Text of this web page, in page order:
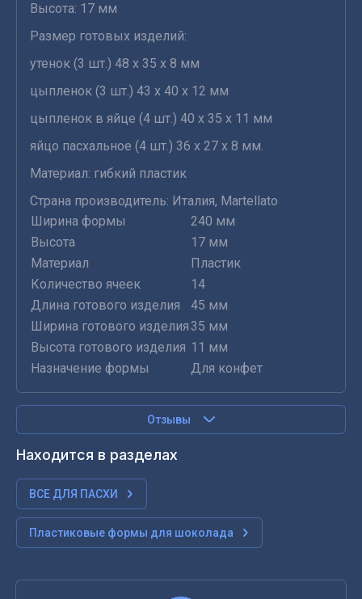
Высота: 17 мм
Размер готовых изделий:
утенок (3 шт.) 48 х 35 х 8 мм
цыпленок (3 шт.) 43 х 40 х 12 мм
цыпленок в яйце (4 шт.) 40 х 35 х 11 мм
яйцо пасхальное (4 шт.) 36 х 27 х 8 мм.
Материал: гибкий пластик
Страна производитель: Италия, Martellato
Ширина формы
240 мм
Высота
17 мм
Материал
Пластик
Количество ячеек
14
Длина готового изделия
45 мм
Ширина готового изделия35 мм
Высота готового изделия 11 мм
Назначение формы
Для конфет
Отзывы
Находится в разделах
ВСЕ ДЛЯ ПАСХИ
Пластиковые формы для шоколада